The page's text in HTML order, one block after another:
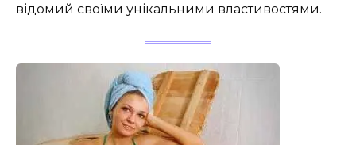
відомий своїми унікальними властивостями.